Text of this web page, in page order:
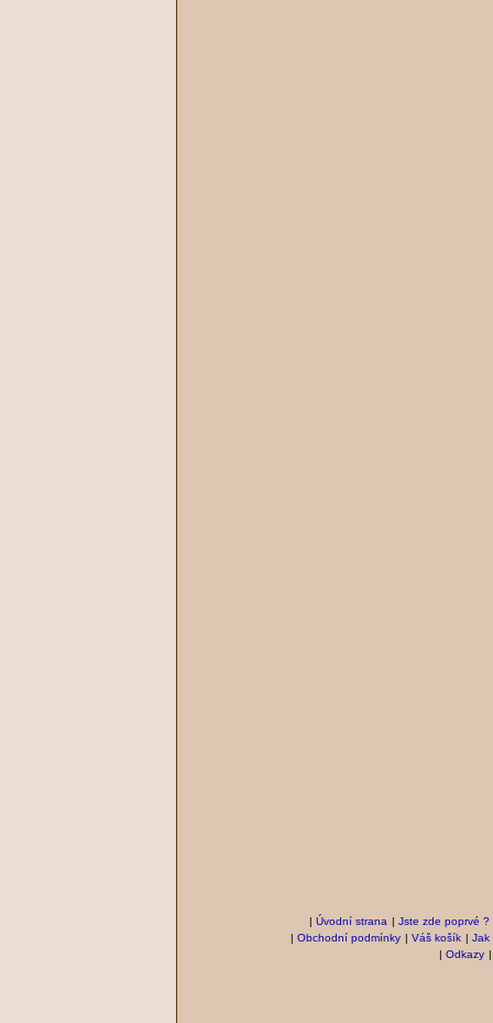
| Úvodní strana | Jste zde poprvé ?
| Obchodní podmínky | Váš košík | Jak
| Odkazy